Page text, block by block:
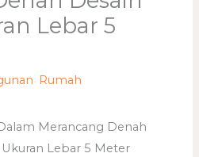
Lebar 5
Rumah
Merancang Denah
Lebar 5 Meter